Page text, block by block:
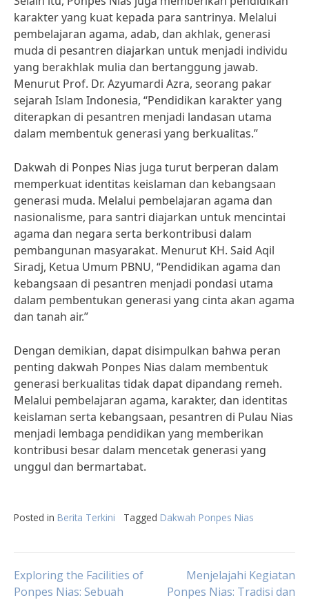
karakter yang kuat kepada para santrinya. Melalui
pembelajaran agama, adab, dan akhlak, generasi
muda di pesantren diajarkan untuk menjadi individu
yang berakhlak mulia dan bertanggung jawab.
Menurut Prof. Dr. Azyumardi Azra, seorang pakar
sejarah Islam Indonesia, “Pendidikan karakter yang
diterapkan di pesantren menjadi landasan utama
dalam membentuk generasi yang berkualitas.”
Dakwah di Ponpes Nias juga turut berperan dalam
memperkuat identitas keislaman dan kebangsaan
generasi muda. Melalui pembelajaran agama dan
nasionalisme, para santri diajarkan untuk mencintai
agama dan negara serta berkontribusi dalam
pembangunan masyarakat. Menurut KH. Said Aqil
Siradj, Ketua Umum PBNU, “Pendidikan agama dan
kebangsaan di pesantren menjadi pondasi utama
dalam pembentukan generasi yang cinta akan agama
dan tanah air.”
Dengan demikian, dapat disimpulkan bahwa peran
penting dakwah Ponpes Nias dalam membentuk
generasi berkualitas tidak dapat dipandang remeh.
Melalui pembelajaran agama, karakter, dan identitas
keislaman serta kebangsaan, pesantren di Pulau Nias
menjadi lembaga pendidikan yang memberikan
kontribusi besar dalam mencetak generasi yang
unggul dan bermartabat.
Posted in Berita Terkini Tagged Dakwah Ponpes Nias
Post
Exploring the Facilities of
Ponpes Nias: Sebuah
Menjelajahi Kegiatan
Ponpes Nias: Tradisi dan